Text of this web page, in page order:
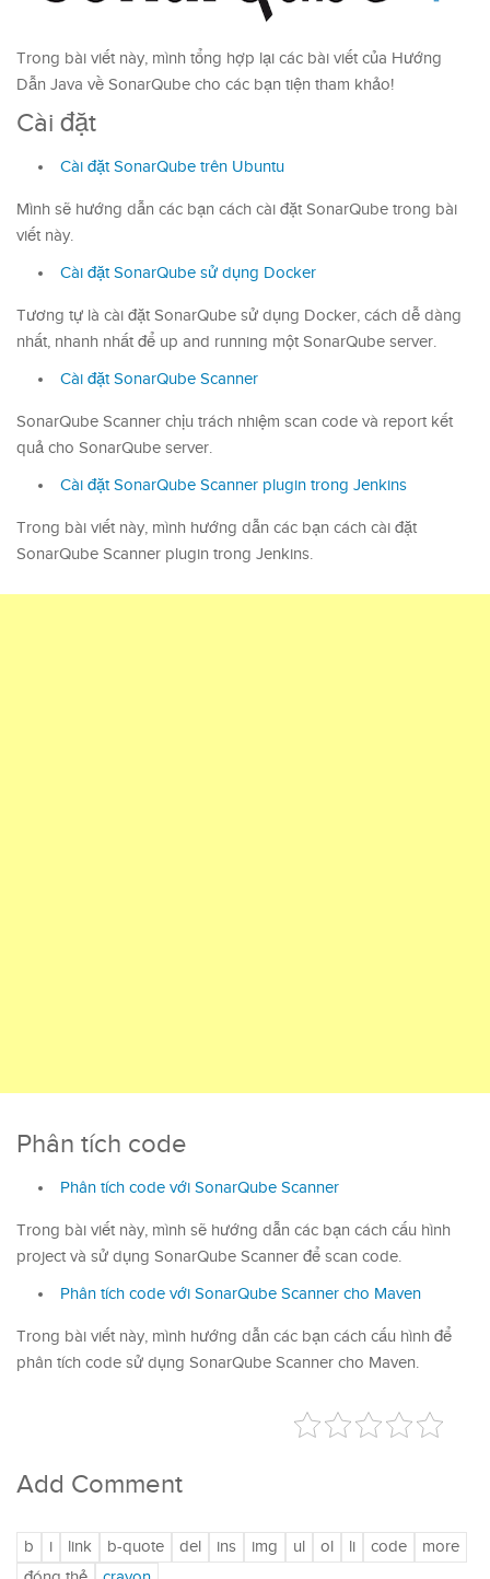
Trong bài viết này, mình tổng hợp lại các bài viết của Hướng
Dẫn Java về SonarQube cho các bạn tiện tham khảo!
Cài đặt
Cài đặt SonarQube trên Ubuntu
Mình sẽ hướng dẫn các bạn cách cài đặt SonarQube trong bài
viết này.
Cài đặt SonarQube sử dụng Docker
Tương tự là cài đặt SonarQube sử dụng Docker, cách dễ dàng
nhất, nhanh nhất để up and running một SonarQube server.
Cài đặt SonarQube Scanner
SonarQube Scanner chịu trách nhiệm scan code và report kết
quả cho SonarQube server.
Cài đặt SonarQube Scanner plugin trong Jenkins
Trong bài viết này, mình hướng dẫn các bạn cách cài đặt
SonarQube Scanner plugin trong Jenkins.
Phân tích code
Phân tích code với SonarQube Scanner
Trong bài viết này, mình sẽ hướng dẫn các bạn cách cấu hình
project và sử dụng SonarQube Scanner để scan code.
Phân tích code với SonarQube Scanner cho Maven
Trong bài viết này, mình hướng dẫn các bạn cách cấu hình để
phân tích code sử dụng SonarQube Scanner cho Maven.
Add Comment